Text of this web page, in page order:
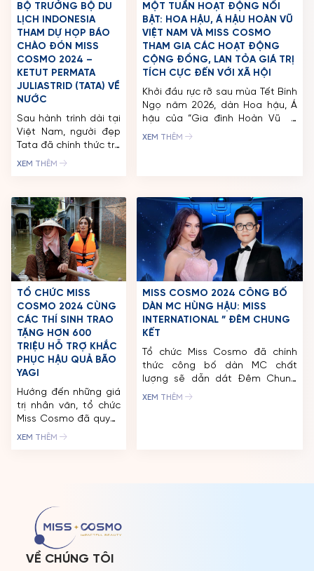
BỘ TRƯỞNG BỘ DU
LỊCH INDONESIA
THAM DỰ HỌP BÁO
CHÀO ĐÓN MISS
COSMO 2024 –
KETUT PERMATA
JULIASTRID (TATA) VỀ
NƯỚC
Sau hành trình dài tại
Việt Nam, người đẹp
Tata đã chính thức trở
về quê hương
2024. Ngay khi đến
Jakarta, nàng hậu trẻ
tuổi không khỏi xúc
động khi nhận được
sự chào đón nồng
nhiệt từ người hâm
mộ và các cơ quan
truyền […]
XEM THÊM
MỘT TUẦN HOẠT ĐỘNG NỔI
BẬT: HOA HẬU, Á HẬU HOÀN VŨ
VIỆT NAM VÀ MISS COSMO
THAM GIA CÁC HOẠT ĐỘNG
CỘNG ĐỒNG, LAN TỎA GIÁ TRỊ
TÍCH CỰC ĐẾN VỚI XÃ HỘI
Khởi đầu rực rỡ sau mùa Tết Bính
Ngọ năm 2026, dàn Hoa hậu, Á
hậu của “Gia đình Hoàn Vũ –
Cosmo Family” liên tục xuất hiện
XEM THÊM
TỔ CHỨC MISS
COSMO 2024 CÙNG
CÁC THÍ SINH TRAO
TẶNG HƠN 600
TRIỆU HỖ TRỢ KHẮC
PHỤC HẬU QUẢ BÃO
YAGI
Hướng đến những giá
trị nhân văn, tổ chức
Miss Cosmo đã quyết
định thay đổi lịch trình
tại các tỉnh phía Bắc.
Ngay sau khi nhập
cuộc tại Hà Nội, các
thí […]
XEM THÊM
MISS COSMO 2024 CÔNG BỐ
DÀN MC HÙNG HẬU: MISS
INTERNATIONAL ” ĐÊM CHUNG
KẾT
Tổ chức Miss Cosmo đã chính
thức công bố dàn MC chất
lượng sẽ dẫn dắt Đêm Chung
kết của cuộc thi gồm Miss
XEM THÊM
VỀ CHÚNG TÔI